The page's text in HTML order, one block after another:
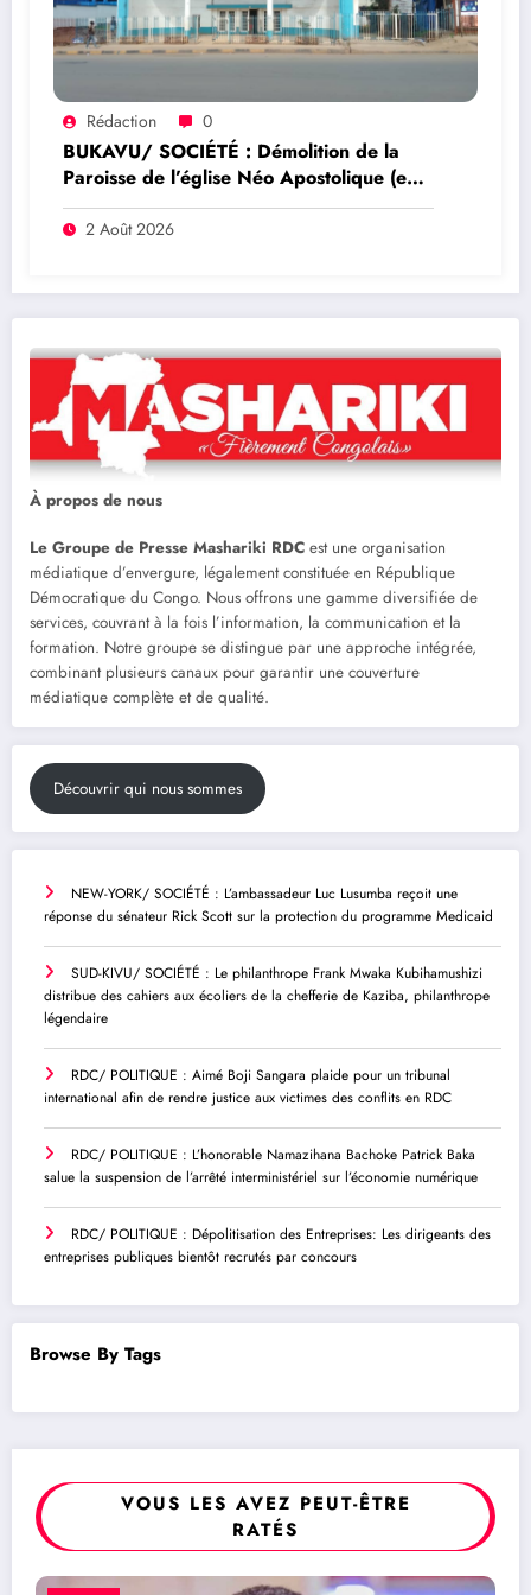
Rédaction 0
BUKAVU/ SOCIÉTÉ : Démolition de la
Paroisse de l’église Néo Apostolique (ex
maison du parti) : Que savoir sur ce
dossier ?
2 Août 2026
À propos de nous
Le Groupe de Presse Mashariki RDC est une organisation
médiatique d’envergure, légalement constituée en République
Démocratique du Congo. Nous offrons une gamme diversifiée de
services, couvrant à la fois l’information, la communication et la
formation. Notre groupe se distingue par une approche intégrée,
combinant plusieurs canaux pour garantir une couverture
médiatique complète et de qualité.
Découvrir qui nous sommes
NEW-YORK/ SOCIÉTÉ : L’ambassadeur Luc Lusumba reçoit une
réponse du sénateur Rick Scott sur la protection du programme Medicaid
SUD-KIVU/ SOCIÉTÉ : Le philanthrope Frank Mwaka Kubihamushizi
distribue des cahiers aux écoliers de la chefferie de Kaziba, philanthrope
légendaire
RDC/ POLITIQUE : Aimé Boji Sangara plaide pour un tribunal
international afin de rendre justice aux victimes des conflits en RDC
RDC/ POLITIQUE : L’honorable Namazihana Bachoke Patrick Baka
salue la suspension de l’arrêté interministériel sur l’économie numérique
RDC/ POLITIQUE : Dépolitisation des Entreprises: Les dirigeants des
entreprises publiques bientôt recrutés par concours
Browse By Tags
VOUS LES AVEZ PEUT-ÊTRE
RATÉS